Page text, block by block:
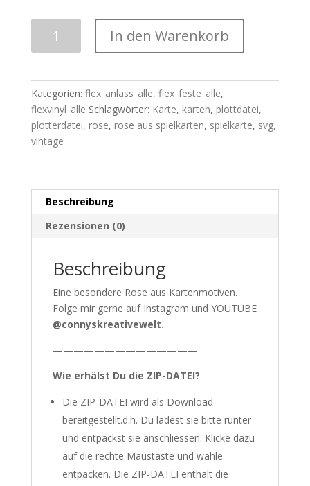
SVG+DXF
Menge
In den Warenkorb
Kategorien: flex_anlass_alle, flex_feste_alle,
flexvinyl_alle Schlagwörter: Karte, karten, plottdatei,
plotterdatei, rose, rose aus spielkarten, spielkarte, svg,
vintage
Beschreibung
Rezensionen (0)
Beschreibung
Eine besondere Rose aus Kartenmotiven.
Folge mir gerne auf Instagram und YOUTUBE
@connyskreativewelt.
——————————————
Wie erhälst Du die ZIP-DATEI?
Die ZIP-DATEI wird als Download
bereitgestellt.d.h. Du ladest sie bitte runter
und entpackst sie anschliessen. Klicke dazu
auf die rechte Maustaste und wähle
entpacken. Die ZIP-DATEI enthält die